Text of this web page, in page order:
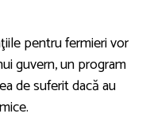
pentru fermieri vor
guvern, un program
de suferit dacă au